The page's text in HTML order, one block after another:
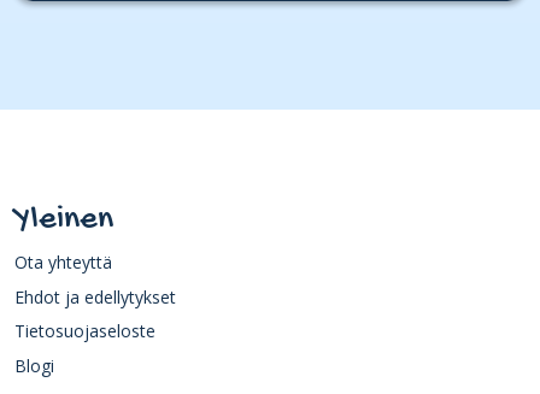
Yleinen
Ota yhteyttä
Ehdot ja edellytykset
Tietosuojaseloste
Blogi